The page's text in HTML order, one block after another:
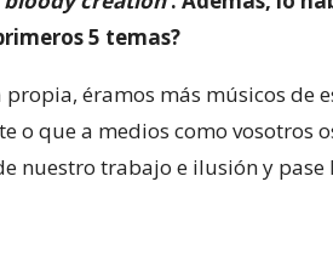
5 temas?
éramos más músicos de
o que a medios como vosotros
nuestro trabajo e ilusión y pase